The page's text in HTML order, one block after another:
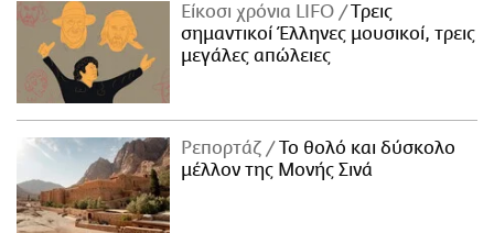
Είκοσι χρόνια LIFO
Tρεις
σημαντικοί Έλληνες μουσικοί, τρεις
μεγάλες απώλειες
Ρεπορτάζ
Το θολό και δύσκολο
μέλλον της Μονής Σινά